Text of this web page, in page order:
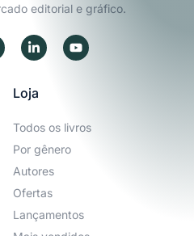
editorial e gráfico.
Loja
Todos os livros
Por gênero
Autores
Ofertas
Lançamentos